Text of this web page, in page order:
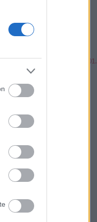
Pintér Zsolt @Mp3Pintyo
A Vírusok Varázslatos Világa 01.
VVV 04.
VVV 05.
VVV 07.
VVV 08.
VVV 11.
VVV 12.
VVV 13.
VVV 14.
VVV 17.
VVV 18.